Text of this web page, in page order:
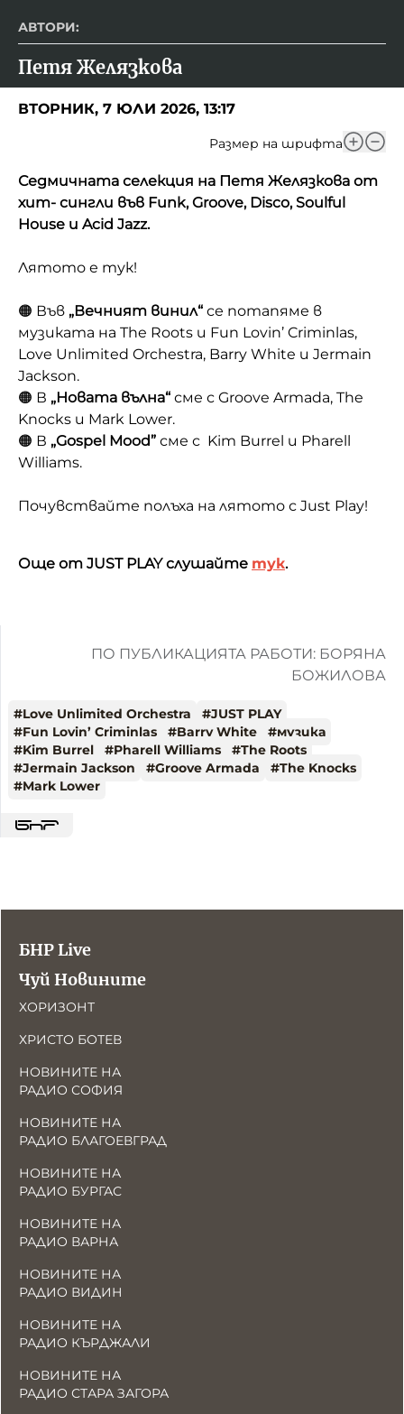
АВТОРИ:
Петя Желязкова
ВТОРНИК, 7 ЮЛИ 2026, 13:17
Размер на шрифта
Седмичната селекция на Петя Желязкова от
хит- сингли във Funk, Groove, Disco, Soulful
House и Acid Jazz.
Лятото е тук!
🟠 Във „Вечният винил“ се потапяме в
музиката на The Roots и Fun Lovin’ Criminlas,
Love Unlimited Orchestra, Barry White и Jermain
Jackson.
🟠 В „Новата вълна“ сме с Groove Armada, The
Knоcks и Mark Lower.
🟠 В „Gospel Mood” сме с Kim Burrel и Pharell
Williams.
Почувствайте полъха на лятото с Just Play!
Още от JUST PLAY слушайте тук.
ПО ПУБЛИКАЦИЯТА РАБОТИ: БОРЯНА
БОЖИЛОВА
#Love Unlimited Orchestra #JUST PLAY
#Fun Lovin’ Criminlas #Barry White #музика
#Kim Burrel #Pharell Williams #The Roots
#Jermain Jackson #Groove Armada #The Knоcks
#Mark Lower
БНР Live
Чуй Новините
ХОРИЗОНТ
ХРИСТО БОТЕВ
НОВИНИТЕ НА
РАДИО СОФИЯ
НОВИНИТЕ НА
РАДИО БЛАГОЕВГРАД
НОВИНИТЕ НА
РАДИО БУРГАС
НОВИНИТЕ НА
РАДИО ВАРНА
НОВИНИТЕ НА
РАДИО ВИДИН
НОВИНИТЕ НА
РАДИО КЪРДЖАЛИ
НОВИНИТЕ НА
РАДИО СТАРА ЗАГОРА